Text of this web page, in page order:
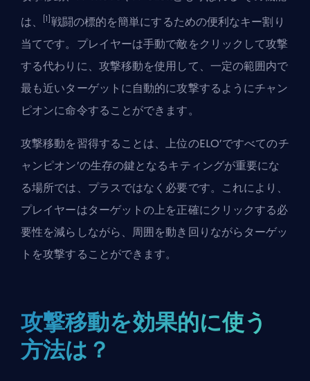
は、
[1] 戦闘の標的を簡単にするための便利なキー割り
当てです。プレイヤーは手動で敵をクリックして攻撃
する代わりに、攻撃移動を使用して、一定の範囲内で
最も近いターゲットに自動的に攻撃するようにチャン
ピオンに命令することができます。
攻撃移動を習得することは、上位のELO’ですべてのチ
ャンピオン’の生存の鍵となるキティングが重要にな
る場所では、プラスではなく必要です。これにより、
プレイヤーはターゲットの上を正確にクリックする必
要性を減らしながら、周囲を動き回りながらターゲッ
トを攻撃することができます。
攻撃移動を効果的に使う
方法は？